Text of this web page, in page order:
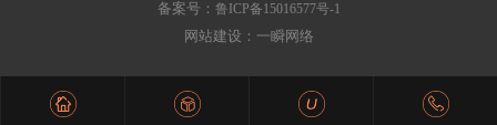
备案号： 鲁ICP备15016577号-1
网站建设：一瞬网络